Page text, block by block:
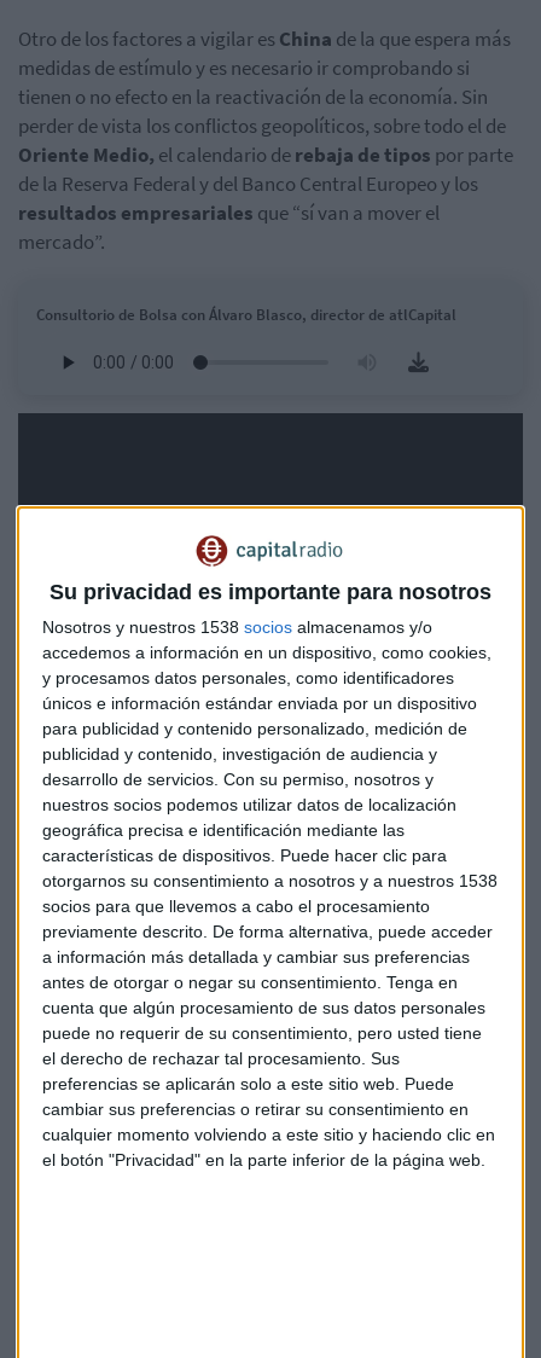
Su privacidad es importante para nosotros
Nosotros y nuestros 1538 socios almacenamos y/o
accedemos a información en un dispositivo, como cookies,
y procesamos datos personales, como identificadores
únicos e información estándar enviada por un dispositivo
para publicidad y contenido personalizado, medición de
publicidad y contenido, investigación de audiencia y
desarrollo de servicios. Con su permiso, nosotros y
nuestros socios podemos utilizar datos de localización
geográfica precisa e identificación mediante las
características de dispositivos. Puede hacer clic para
otorgarnos su consentimiento a nosotros y a nuestros 1538
socios para que llevemos a cabo el procesamiento
previamente descrito. De forma alternativa, puede acceder
a información más detallada y cambiar sus preferencias
antes de otorgar o negar su consentimiento. Tenga en
cuenta que algún procesamiento de sus datos personales
puede no requerir de su consentimiento, pero usted tiene
el derecho de rechazar tal procesamiento. Sus
preferencias se aplicarán solo a este sitio web. Puede
cambiar sus preferencias o retirar su consentimiento en
cualquier momento volviendo a este sitio y haciendo clic en
el botón "Privacidad" en la parte inferior de la página web.
Otro de los factores a vigilar esChina de la que espera más
medidas de estímulo y es necesario ir comprobando si
tienen o no efecto en la reactivación de la economía. Sin
perder de vista los conflictos geopolíticos, sobre todo el de
Oriente Medio, el calendario derebaja de tipos por parte
de la Reserva Federal y del Banco Central Europeo y los
resultados empresariales que “sí van a mover el
mercado”.
Consultorio de Bolsa con Álvaro Blasco, director de atlCapital
Sobre la alemanaBayer,Blasco señala que está en un
momento bueno desde el punto de vista fundamental, pero